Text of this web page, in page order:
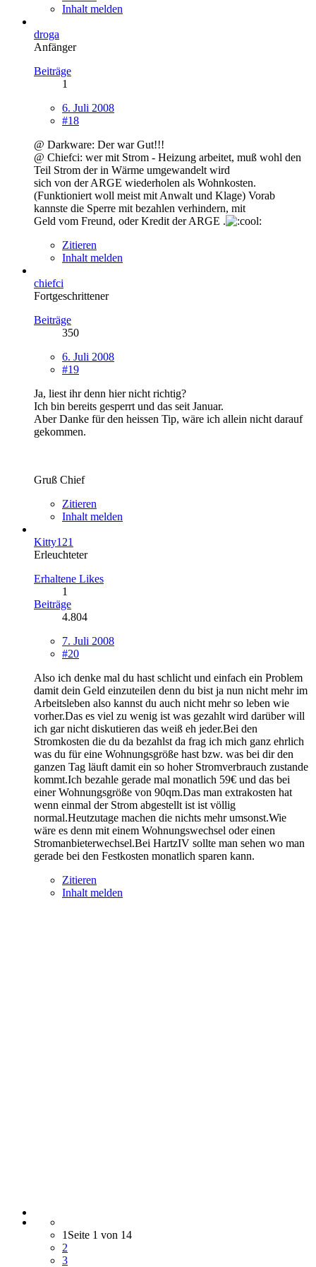
Inhalt melden
droga
Anfänger
Beiträge
1
6. Juli 2008
#18
@ Darkware: Der war Gut!!!
@ Chiefci: wer mit Strom - Heizung arbeitet, muß wohl den
Teil Strom der in Wärme umgewandelt wird
sich von der ARGE wiederholen als Wohnkosten.
(Funktioniert woll meist mit Anwalt und Klage) Vorab
kannste die Sperre mit bezahlen verhindern, mit
Geld vom Freund, oder Kredit der ARGE .
Zitieren
Inhalt melden
chiefci
Fortgeschrittener
Beiträge
350
6. Juli 2008
#19
Ja, liest ihr denn hier nicht richtig?
Ich bin bereits gesperrt und das seit Januar.
Aber Danke für den heissen Tip, wäre ich allein nicht darauf
gekommen.
Gruß Chief
Zitieren
Inhalt melden
Kitty121
Erleuchteter
Erhaltene Likes
1
Beiträge
4.804
7. Juli 2008
#20
Also ich denke mal du hast schlicht und einfach ein Problem
damit dein Geld einzuteilen denn du bist ja nun nicht mehr im
Arbeitsleben also kannst du auch nicht mehr so leben wie
vorher.Das es viel zu wenig ist was gezahlt wird darüber will
ich gar nicht diskutieren das weiß eh jeder.Bei den
Stromkosten die du da bezahlst da frag ich mich ganz ehrlich
was du für eine Wohnungsgröße hast bzw. was bei dir den
ganzen Tag läuft damit ein so hoher Stromverbrauch zustande
kommt.Ich bezahle gerade mal monatlich 59€ und das bei
einer Wohnungsgröße von 90qm.Das man extrakosten hat
wenn einmal der Strom abgestellt ist ist völlig
normal.Heutzutage machen die nichts mehr umsonst.Wie
wäre es denn mit einem Wohnungswechsel oder einen
Stromanbieterwechsel.Bei HartzIV sollte man sehen wo man
gerade bei den Festkosten monatlich sparen kann.
Zitieren
Inhalt melden
1 Seite 1 von 14
2
3